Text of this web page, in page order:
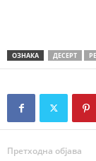
ОЗНАКА ДЕСЕРТ
Претходна објава